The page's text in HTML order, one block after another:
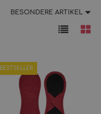
BESONDERE ARTIKEL
BESTSELLER